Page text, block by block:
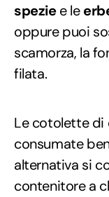
speziee le
oppure puoi
scamorza, la
filata.
Le cotolette di
consumate
alternativa si
contenitore a